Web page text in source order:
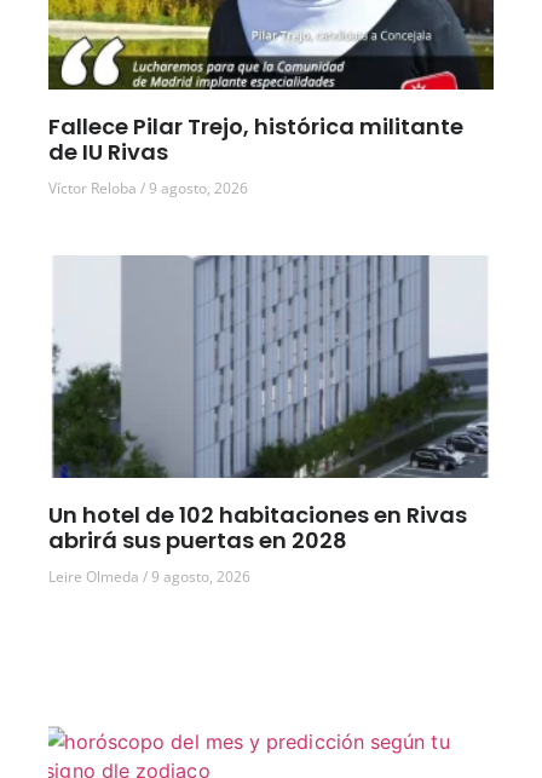
Fallece Pilar Trejo, histórica militante
de IU Rivas
Víctor Reloba 9 agosto, 2026
Un hotel de 102 habitaciones en Rivas
abrirá sus puertas en 2028
Leire Olmeda 9 agosto, 2026